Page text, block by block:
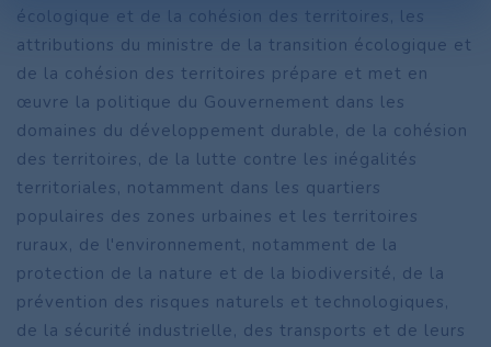
écologique et de la cohésion des territoires, les
attributions du ministre de la transition écologique et
de la cohésion des territoires prépare et met en
œuvre la politique du Gouvernement dans les
domaines du développement durable, de la cohésion
des territoires, de la lutte contre les inégalités
territoriales, notamment dans les quartiers
populaires des zones urbaines et les territoires
ruraux, de l'environnement, notamment de la
protection de la nature et de la biodiversité, de la
prévention des risques naturels et technologiques,
de la sécurité industrielle, des transports et de leurs